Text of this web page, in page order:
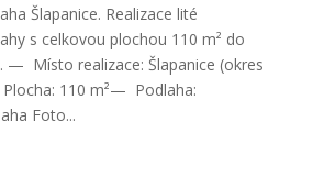
Šlapanice. Realizace lité
s celkovou plochou 110 m² do
— Místo realizace: Šlapanice (okres
110 m²— Podlaha:
Foto...